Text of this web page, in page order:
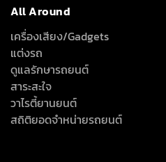
All Around
เครื่องเสียง/Gadgets
แต่งรถ
ดูแลรักษารถยนต์
สาระสะใจ
วาไรตี้ยานยนต์
สถิติยอดจำหน่ายรถยนต์